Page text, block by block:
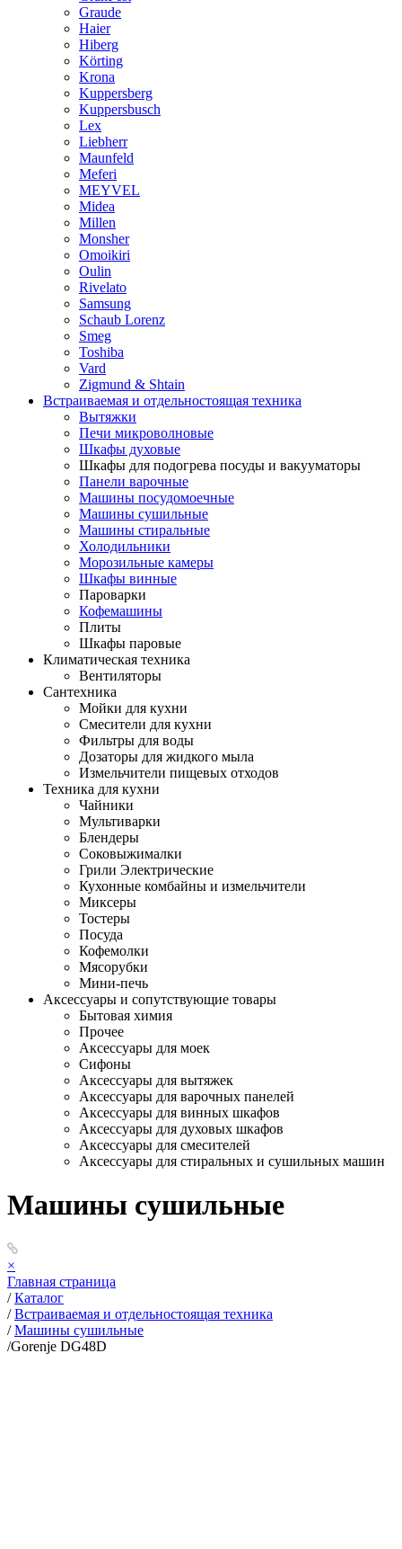
Graude
Haier
Hiberg
Körting
Krona
Kuppersberg
Kuppersbusch
Lex
Liebherr
Maunfeld
Meferi
MEYVEL
Midea
Millen
Monsher
Omoikiri
Oulin
Rivelato
Samsung
Schaub Lorenz
Smeg
Toshiba
Vard
Zigmund & Shtain
Встраиваемая и отдельностоящая техника
Вытяжки
Печи микроволновые
Шкафы духовые
Шкафы для подогрева посуды и вакууматоры
Панели варочные
Машины посудомоечные
Машины сушильные
Машины стиральные
Холодильники
Морозильные камеры
Шкафы винные
Пароварки
Кофемашины
Плиты
Шкафы паровые
Климатическая техника
Вентиляторы
Сантехника
Мойки для кухни
Смесители для кухни
Фильтры для воды
Дозаторы для жидкого мыла
Измельчители пищевых отходов
Техника для кухни
Чайники
Мультиварки
Блендеры
Соковыжималки
Грили Электрические
Кухонные комбайны и измельчители
Миксеры
Тостеры
Посуда
Кофемолки
Мясорубки
Мини-печь
Аксессуары и сопутствующие товары
Бытовая химия
Прочее
Аксессуары для моек
Сифоны
Аксессуары для вытяжек
Аксессуары для варочных панелей
Аксессуары для винных шкафов
Аксессуары для духовых шкафов
Аксессуары для смесителей
Аксессуары для стиральных и сушильных машин
Машины сушильные
×
Главная страница
/ Каталог
/ Встраиваемая и отдельностоящая техника
/ Машины сушильные
/Gorenje DG48D